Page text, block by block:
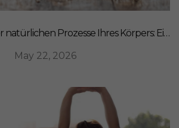
Unterstützung der natürlichen Prozesse Ihres Körpers: Ein ganzheitlicher Ansatz für Ernährung
May 22, 2026